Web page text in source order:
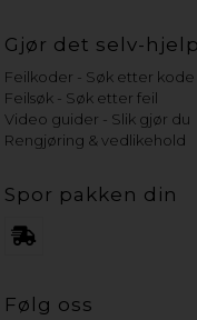
Gjør det selv-hjelp
Feilkoder - Søk etter kode
Feilsøk - Søk etter feil
Video guider - Slik gjør du
Rengjøring & vedlikehold
Spor pakken din
Følg oss